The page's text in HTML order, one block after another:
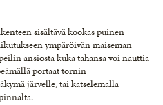
sisältävä kookas puinen
ympäröivän maiseman
ansiosta kuka tahansa voi nauttia
portaat tornin
järvelle, tai katselemalla